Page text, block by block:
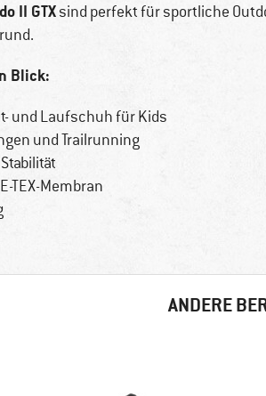
II GTXsind perfekt für sportliche
Blick:
und Laufschuh für Kids
und Trailrunning
TEX-Membran
ANDERE